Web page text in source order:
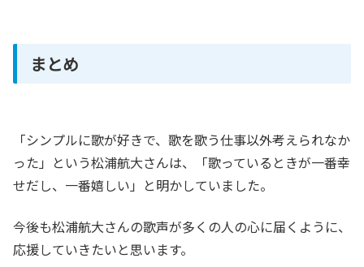
まとめ
「シンプルに歌が好きで、歌を歌う仕事以外考えられなか
った」という松浦航大さんは、「歌っているときが一番幸
せだし、一番嬉しい」と明かしていました。
今後も松浦航大さんの歌声が多くの人の心に届くように、
応援していきたいと思います。